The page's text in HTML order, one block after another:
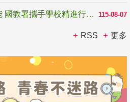
115-08-07
強化學習歷程檔案推動效能 國教署攜手學校精進行政與教學支持
RSS 更多